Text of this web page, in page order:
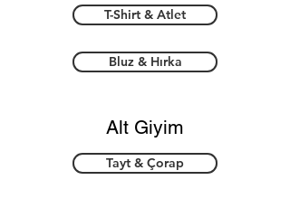
T-Shirt & Atlet
Bluz & Hırka
Alt Giyim
Tayt & Çorap